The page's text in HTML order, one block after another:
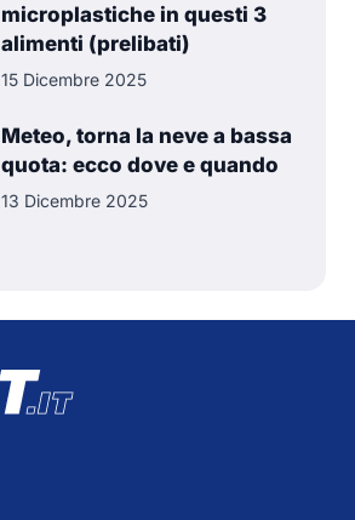
microplastiche in questi 3
alimenti (prelibati)
15 Dicembre 2025
Meteo, torna la neve a bassa
quota: ecco dove e quando
13 Dicembre 2025